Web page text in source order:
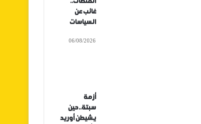
غائب عن
السياسات
06/08/2026
أزمة
سبتة..حين
يشيطن أوريد